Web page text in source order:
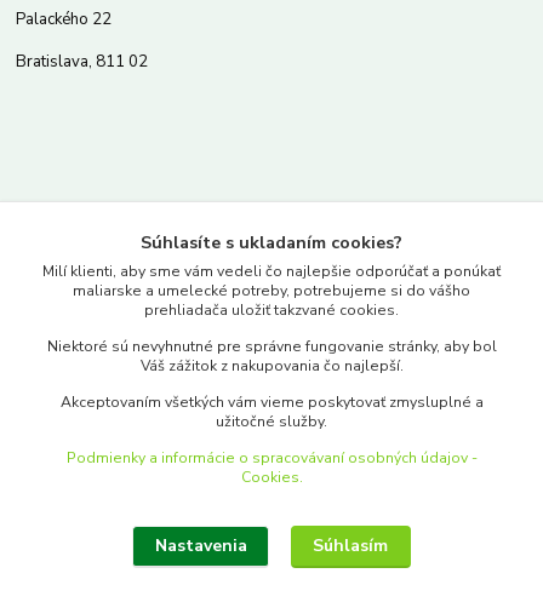
Palackého 22
Bratislava, 811 02
www.merkantil.sk
Pondelok-Piatok: 9.00-17.00hod.
objednavky@merkantil-obchod.sk
Upraviť zber cookies.
Súhlasíte s ukladaním cookies?
Milí klienti, aby sme vám vedeli čo najlepšie odporúčať a ponúkať
maliarske a umelecké potreby, potrebujeme si do vášho
prehliadača uložiť takzvané cookies.
Niektoré sú nevyhnutné pre správne fungovanie stránky, aby bol
Váš zážitok z nakupovania čo najlepší.
Akceptovaním všetkých vám vieme poskytovať zmysluplné a
užitočné služby.
Podmienky a informácie o spracovávaní osobných údajov -
Cookies.
Nastavenia Súhlasím